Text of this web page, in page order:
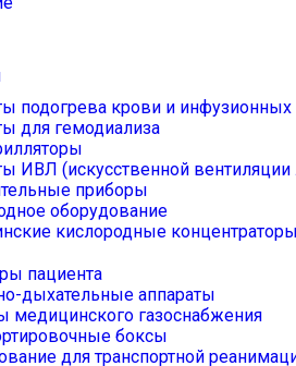
подогрева крови и инфузионных
для гемодиализа
ИВЛ (искусственной вентиляции
приборы
оборудование
кислородные
пациента
дыхательные аппараты
медицинского газоснабжения
боксы
для транспортной